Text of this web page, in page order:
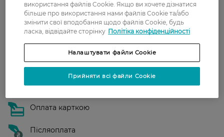
Вартість доставки - 79 грн, безкоштовна
доставка від - 599 грн
Забрати сьогодні в магазині Watsons
Вартість доставки - 0 грн
Показати більше
Оплата
Оплата карткою
Післяоплата
використання файлів Cookie. Якщо ви хочете дізнатися
більше про використання нами файлів Cookie та/або
змінити свої вподобання щодо файлів Cookie, будь
ласка, відвідайте сторінку Політіка конфіденційності
Налаштувати файли Cookie
Прийняти всі файли Cookie